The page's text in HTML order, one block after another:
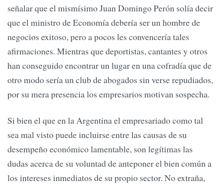
señalar que el mismísimo Juan Domingo Perón solía decir
que el ministro de Economía debería ser un hombre de
negocios exitoso, pero a pocos les convencería tales
afirmaciones. Mientras que deportistas, cantantes y otros
han conseguido encontrar un lugar en una cofradía que de
otro modo sería un club de abogados sin verse repudiados,
por su mera presencia los empresarios motivan sospecha.
Si bien el que en la Argentina el empresariado como tal
sea mal visto puede incluirse entre las causas de su
desempeño económico lamentable, son legítimas las
dudas acerca de su voluntad de anteponer el bien común a
los intereses inmediatos de su propio sector. No extraña,